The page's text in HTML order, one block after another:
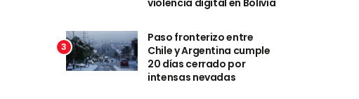
3
Paso fronterizo entre
Chile y Argentina cumple
20 días cerrado por
intensas nevadas